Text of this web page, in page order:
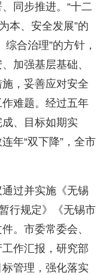
同步推进。“十二
本、安全发展”的
合治理”的方针，
加强基层基础、
，妥善应对安全
难题。经过五年
、目标如期实
年“双下降”，全市
过并实施《无锡
行规定》《无锡市
。市委常委会、
作汇报，研究部
管理，强化落实